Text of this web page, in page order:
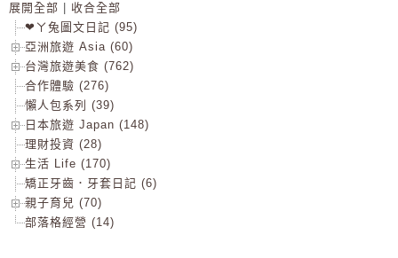
展開全部
收合全部
❤ㄚ兔圖文日記 (95)
亞洲旅遊 Asia (60)
台灣旅遊美食 (762)
合作體驗 (276)
懶人包系列 (39)
日本旅遊 Japan (148)
理財投資 (28)
生活 Life (170)
矯正牙齒．牙套日記 (6)
親子育兒 (70)
部落格經營 (14)